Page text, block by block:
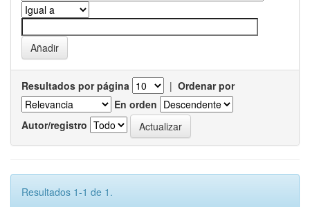
Resultados por página | Ordenar por
En orden
Autor/registro
Resultados 1-1 de 1.